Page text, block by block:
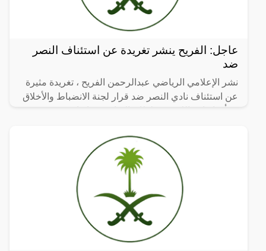
عاجل: الفريح ينشر تغريدة عن استئناف النصر
ضد
نشر الإعلامي الرياضي عبدالرحمن الفريح ، تغريدة مثيرة
عن استئناف نادي النصر ضد قرار لجنة الانضباط والأخلاق